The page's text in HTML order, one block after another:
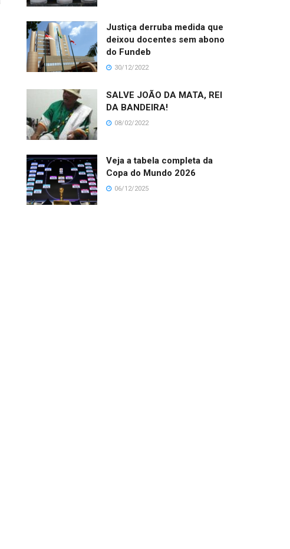
Justiça derruba medida que
deixou docentes sem abono
do Fundeb
30/12/2022
SALVE JOÃO DA MATA, REI
DA BANDEIRA!
08/02/2022
Veja a tabela completa da
Copa do Mundo 2026
06/12/2025